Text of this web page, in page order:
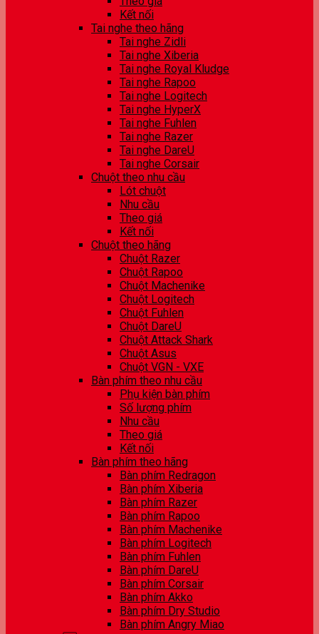
Kết nối
Tai nghe theo hãng
Tai nghe Zidli
Tai nghe Xiberia
Tai nghe Royal Kludge
Tai nghe Rapoo
Tai nghe Logitech
Tai nghe HyperX
Tai nghe Fuhlen
Tai nghe Razer
Tai nghe DareU
Tai nghe Corsair
Chuột theo nhu cầu
Lót chuột
Nhu cầu
Theo giá
Kết nối
Chuột theo hãng
Chuột Razer
Chuột Rapoo
Chuột Machenike
Chuột Logitech
Chuột Fuhlen
Chuột DareU
Chuột Attack Shark
Chuột Asus
Chuột VGN - VXE
Bàn phím theo nhu cầu
Phụ kiện bàn phím
Số lượng phím
Nhu cầu
Theo giá
Kết nối
Bàn phím theo hãng
Bàn phím Redragon
Bàn phím Xiberia
Bàn phím Razer
Bàn phím Rapoo
Bàn phím Machenike
Bàn phím Logitech
Bàn phím Fuhlen
Bàn phím DareU
Bàn phím Corsair
Bàn phím Akko
Bàn phím Dry Studio
Bàn phím Angry Miao